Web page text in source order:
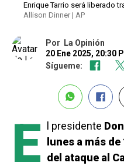
Enrique Tarrio será liberado
Allison Dinner | AP
Por
La Opinión
20 Ene 2025, 20:30
Sígueme:
E l presidente
lunes a más
del ataque al